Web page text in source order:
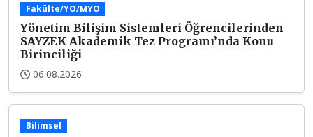
Fakülte/YO/MYO
Yönetim Bilişim Sistemleri Öğrencilerinden
SAYZEK Akademik Tez Programı’nda Konu
Birinciliği
06.08.2026
Bilimsel